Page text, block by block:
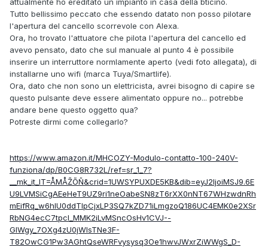
Tutto bellissimo peccato che essendo datato non posso pilotare
l'apertura del cancello scorrevole con Alexa.
Ora, ho trovato l'attuatore che pilota l'apertura del cancello ed
avevo pensato, dato che sul manuale al punto 4 è possibile
inserire un interruttore normlamente aperto (vedi foto allegata), di
installarne uno wifi (marca Tuya/Smartlife).
Ora, dato che non sono un elettricista, avrei bisogno di capire se
questo pulsante deve essere alimentato oppure no... potrebbe
andare bene questo oggetto qua?
Potreste dirmi come collegarlo?
https://www.amazon.it/MHCOZY-Modulo-contatto-100-240V-
funziona/dp/B0CG8R732L/ref=sr_1_7?
__mk_it_IT=ÅMÅŽÕÑ&crid=1UWSYPUXDE5KB&dib=eyJ2IjoiMSJ9.6E
U9LVMSiCgAEeHeT9UZ9ri1neOabeSN8zT6rXX0nNT67WHzwdnRh
mEifRq_w6hIU0ddTIpCjxLP3SQ7kZD71iLmgzoQ186UC4EMK0e2XSr
RbNG4ecC7tpcl_MMK2iLvMSncOsHv1CVJ--
GlWgy_7OXg4zU0jWIsTNe3F-
T82OwCG1Pw3AGhtQseWRFvysysq3Oe1hwvJWxrZiWWgS_D-